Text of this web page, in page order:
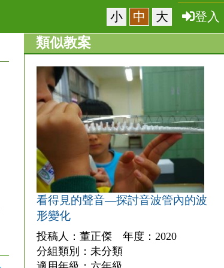
小 中 大 登入
類似教案
看得見的聲音—探討音波管內的波
形變化
投稿人：董正傑 年度：2020
分組類別：未分類